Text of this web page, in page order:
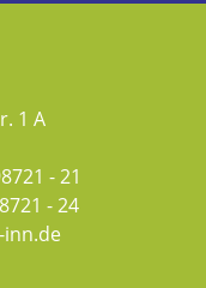
1 A
- 21
- 24
inn.de